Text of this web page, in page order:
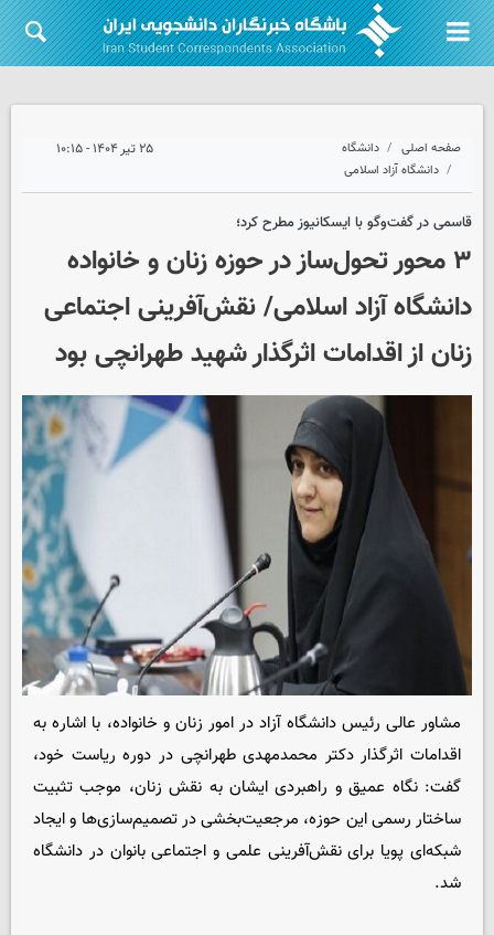
صفحه اصلی
دانشگاه
دانشگاه آزاد اسلامی
۲۵ تیر ۱۴۰۴ - ۱۰:۱۵
قاسمی در گفت‌وگو با ایسکانیوز مطرح کرد؛
۳ محور تحول‌ساز در حوزه زنان و خانواده
دانشگاه آزاد اسلامی/ نقش‌آفرینی اجتماعی
زنان از اقدامات اثرگذار شهید طهرانچی بود
مشاور عالی رئیس دانشگاه آزاد در امور زنان و خانواده، با اشاره به
اقدامات اثرگذار دکتر محمدمهدی طهرانچی در دوره ریاست خود،
گفت: نگاه عمیق و راهبردی ایشان به نقش زنان، موجب تثبیت
ساختار رسمی این حوزه، مرجعیت‌بخشی در تصمیم‌سازی‌ها و ایجاد
شبکه‌ای پویا برای نقش‌آفرینی علمی و اجتماعی بانوان در دانشگاه
شد.